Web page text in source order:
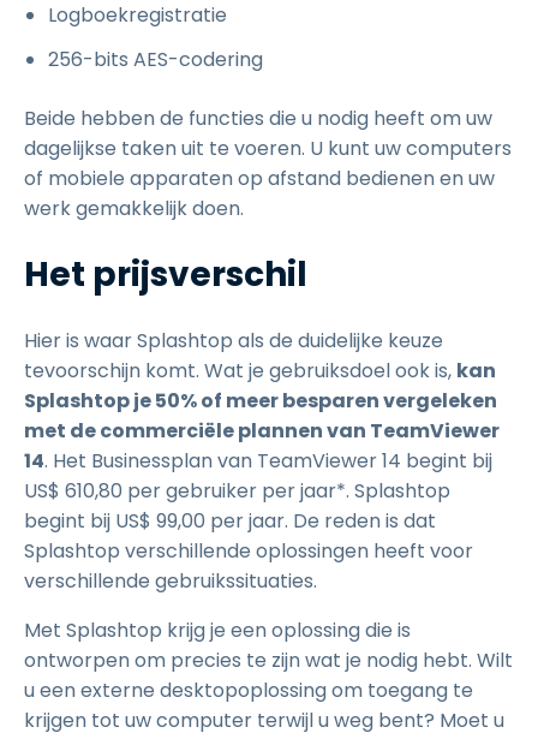
Logboekregistratie
256-bits AES-codering
Beide hebben de functies die u nodig heeft om uw
dagelijkse taken uit te voeren. U kunt uw computers
of mobiele apparaten op afstand bedienen en uw
werk gemakkelijk doen.
Het prijsverschil
Hier is waar Splashtop als de duidelijke keuze
tevoorschijn komt. Wat je gebruiksdoel ook is, kan
Splashtop je 50% of meer besparen vergeleken
met de commerciële plannen van TeamViewer
14. Het Businessplan van TeamViewer 14 begint bij
US$ 610,80 per gebruiker per jaar*. Splashtop
begint bij US$ 99,00 per jaar. De reden is dat
Splashtop verschillende oplossingen heeft voor
verschillende gebruikssituaties.
Met Splashtop krijg je een oplossing die is
ontworpen om precies te zijn wat je nodig hebt. Wilt
u een externe desktopoplossing om toegang te
krijgen tot uw computer terwijl u weg bent? Moet u